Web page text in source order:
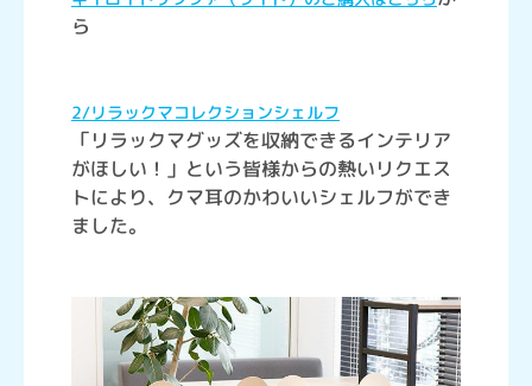
ら
2/リラックマコレクションシェルフ
「リラックマグッズを収納できるインテリア
がほしい！」という皆様からの熱いリクエス
トにより、クマ耳のかわいいシェルフができ
ました。